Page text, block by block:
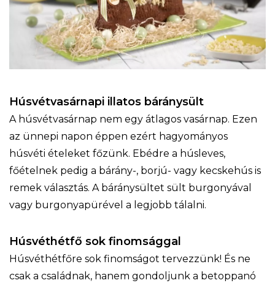
Húsvétvasárnapi illatos báránysült
A húsvétvasárnap nem egy átlagos vasárnap. Ezen
az ünnepi napon éppen ezért hagyományos
húsvéti ételeket főzünk. Ebédre a húsleves,
főételnek pedig a bárány-, borjú- vagy kecskehús is
remek választás. A báránysültet sült burgonyával
vagy burgonyapürével a legjobb tálalni.
Húsvéthétfő sok finomsággal
Húsvéthétfőre sok finomságot tervezzünk! És ne
csak a családnak, hanem gondoljunk a betoppanó